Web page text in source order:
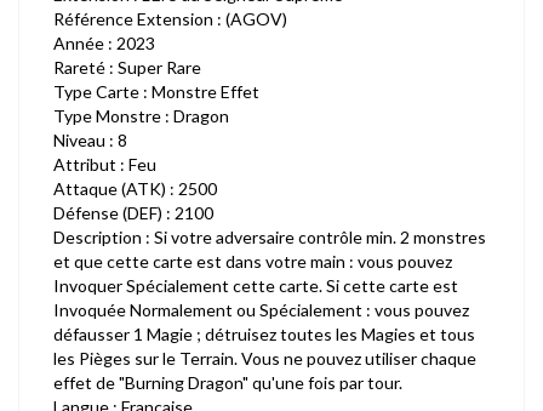
Référence Extension : (AGOV)
Année : 2023
Rareté : Super Rare
Type Carte : Monstre Effet
Type Monstre : Dragon
Niveau : 8
Attribut : Feu
Attaque (ATK) : 2500
Défense (DEF) : 2100
Description : Si votre adversaire contrôle min. 2 monstres
et que cette carte est dans votre main : vous pouvez
Invoquer Spécialement cette carte. Si cette carte est
Invoquée Normalement ou Spécialement : vous pouvez
défausser 1 Magie ; détruisez toutes les Magies et tous
les Pièges sur le Terrain. Vous ne pouvez utiliser chaque
effet de "Burning Dragon" qu'une fois par tour.
Langue : Française